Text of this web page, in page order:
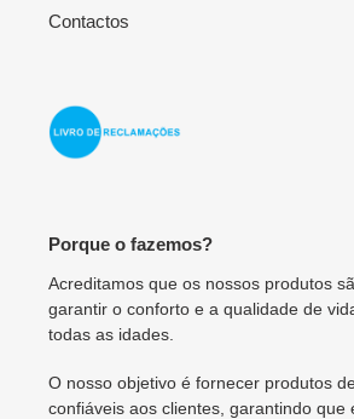
Contactos
Porque o fazemos?
Acreditamos que os nossos produtos
garantir o conforto e a qualidade de
todas as idades.
O nosso objetivo é fornecer produtos
confiáveis aos clientes, garantindo que